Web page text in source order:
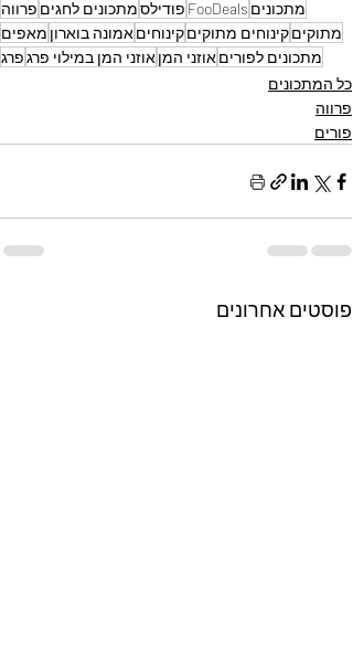
מתכונים FooDeals פודילסמתכונים לחגים פרווה
מתוקיםקינוחים מתוקיםקינוחיםאמונה בוארון מאפים
מתכונים לפוריםאוזני המןאוזני המן במילוי פרגפרג
כל המתכונים
פרווה
פורים
פוסטים אחרונים